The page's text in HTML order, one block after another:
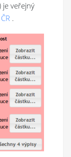
je veřejný
.